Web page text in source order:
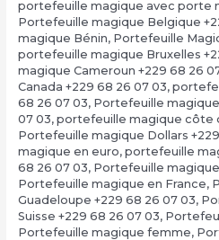
portefeuille magique avec porte
Portefeuille magique Belgique
magique Bénin, Portefeuille
portefeuille magique Bruxelles
magique Cameroun +229 68 26
Canada +229 68 26 07 03,
68 26 07 03, Portefeuille
07 03, portefeuille magique côte
Portefeuille magique Dollars
magique en euro, portefeuille
68 26 07 03, Portefeuille magique
Portefeuille magique en France,
Guadeloupe +229 68 26 07 03,
Suisse +229 68 26 07 03,
Portefeuille magique femme,